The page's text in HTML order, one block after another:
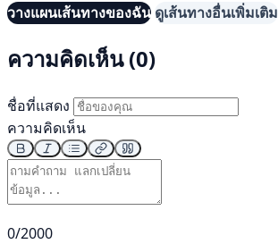
วางแผนเส้นทางของฉัน ดูเส้นทางอื่นเพิ่มเติม
ความคิดเห็น (0)
ชื่อที่แสดง
ความคิดเห็น
0/2000